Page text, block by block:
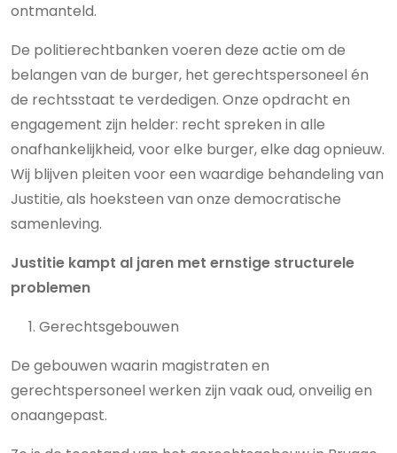
ontmanteld.
De politierechtbanken voeren deze actie om de
belangen van de burger, het gerechtspersoneel én
de rechtsstaat te verdedigen. Onze opdracht en
engagement zijn helder: recht spreken in alle
onafhankelijkheid, voor elke burger, elke dag opnieuw.
Wij blijven pleiten voor een waardige behandeling van
Justitie, als hoeksteen van onze democratische
samenleving.
Justitie kampt al jaren met ernstige structurele
problemen
Gerechtsgebouwen
De gebouwen waarin magistraten en
gerechtspersoneel werken zijn vaak oud, onveilig en
onaangepast.